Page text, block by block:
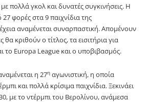
πολλά γκολ και δυνατές συγκινήσεις. Η
φορές στα 9 παιχνίδια της
αναμένεται συναρπαστική. Απομένουν
θα κριθούν ο τίτλος, τα εισιτήρια για
το Europa League και ο υποβιβασμός.
η 27η αγωνιστική, η οποία
και πολλά κρίσιμα παιχνίδια. Ξεκινάει
με το ντέρμπι του Βερολίνου, ανάμεσα